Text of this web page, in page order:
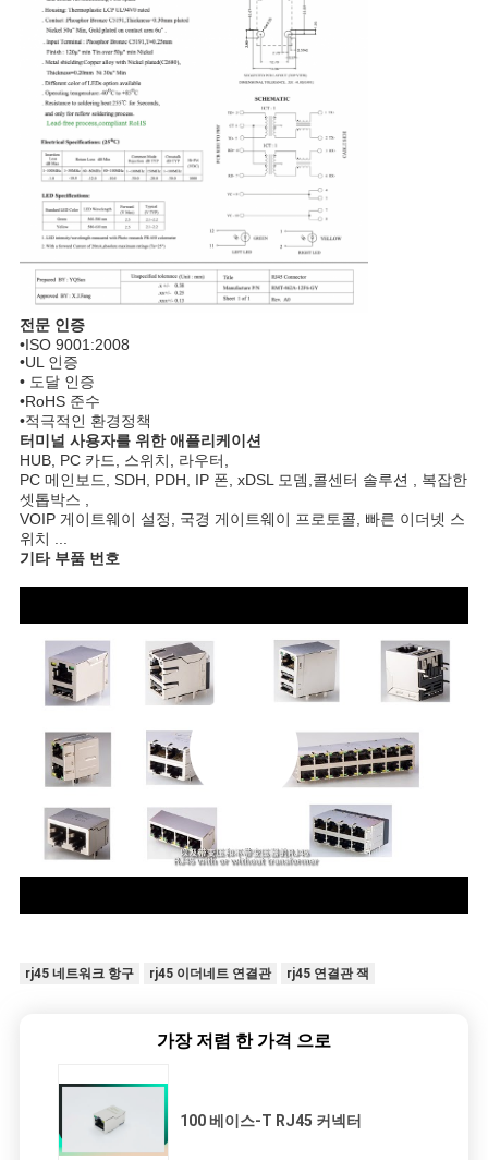
PRIVACY
POLICY
전문 인증
•ISO 9001:2008
•UL 인증
• 도달 인증
•RoHS 준수
•적극적인 환경정책
터미널 사용자를 위한 애플리케이션
HUB, PC 카드, 스위치, 라우터,
PC 메인보드, SDH, PDH, IP 폰, xDSL 모뎀, 콜센터 솔루션 , 복잡한
셋톱박스 ,
VOIP 게이트웨이 설정, 국경 게이트웨이 프로토콜, 빠른 이더넷 스
위치 ...
기타 부품 번호
rj45 네트워크 항구 rj45 이더네트 연결관 rj45 연결관 잭
가장 저렴 한 가격 으로
100 베이스-T RJ45 커넥터